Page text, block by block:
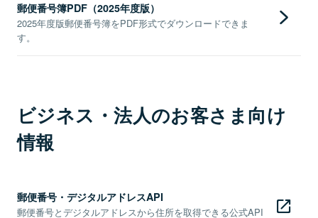
郵便番号簿PDF（2025年度版）
2025年度版郵便番号簿をPDF形式でダウンロードできま
す。
ビジネス・法人のお客さま向け
情報
郵便番号・デジタルアドレスAPI
郵便番号とデジタルアドレスから住所を取得できる公式API